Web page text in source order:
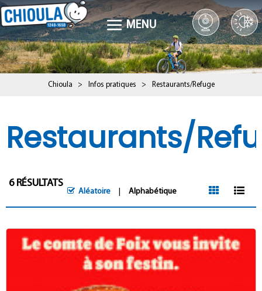
MENU
Chioula > Infos pratiques > Restaurants/Refuge
Restaurants/
6RÉSULTATS
Aléatoire Alphabétique